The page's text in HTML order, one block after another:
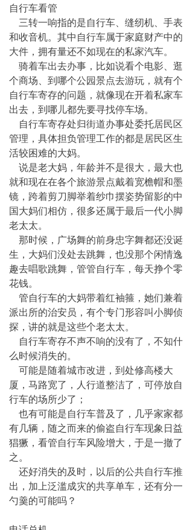
自行车看管
三转一响指的是自行车、缝纫机、手表
和收音机。其中自行车属于家庭财产中的
大件，拥有量还不如现在的私家汽车。
骑着车出去办事，比如说看个电影、逛
个商场、到哪个公园景点去游玩，就有个
自行车寄存的问题，就像现在开着私家车
出去，到哪儿都先要寻找停车场。
自行车寄存处归街道办事处委托居民区
管理，具体担负管理工作的都是居民区生
活较困难的大妈。
说是老大妈，年龄并不是很大，最大也
就和现在在各个旅游景点戴着宽檐帽和墨
镜，跨着剪刀脚举着纱巾摆姿势留影的中
国大妈们相仿，很多还属于最后一代小脚
老太太。
那时候，广场舞的前身忠字舞都还没诞
生，大妈们没处去跳舞，也没那个闲情逸
趣去唱歌跳舞，管管自行车，每天挣个零
花钱。
管自行车的大妈带着红袖箍，她们兼着
派出所的治安员，有个专门形容叫小脚侦
探，讲的就是这些个老太太。
自行车寄存不声不响的没有了，不知什
么时候消失的。
可能是随着城市改进，到处修高楼大
厦，马路宽了，人行道整洁了，可停放自
行车的场所少了；
也有可能是自行车普及了，几乎家家都
有几辆，随之而来的偷盗自行车现象日益
猖獗，看管自行车风险增大，于是一撤了
之。
还好消失的及时，以后的公共自行车推
出，加上泛滥成灾的共享单车，还有分一
勺羹的可能吗？